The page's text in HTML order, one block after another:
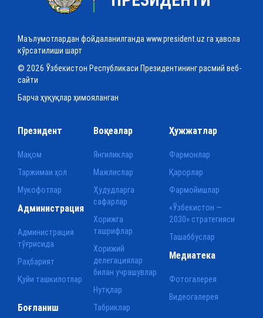
Маълумотлардан фойдаланилганда www.president.uz га ҳавола
кўрсатилиши шарт
© 2026 Ўзбекистон Республикаси Президентининг расмий веб-
сайти
Барча ҳуқуқлар ҳимояланган
Президент
Мақом
Таржимаи ҳол
Мукофотлар
Воқеалар
Янгиликлар
Мажлислар
Ҳудудларга
сафарлар
Хорижга
ташрифлар
Хорижий
делегациялар
билан учрашувлар
Нутқлар
Табриклар
Ҳужжатлар
Фармонлар
Қарорлар
Фармойишлар
«Ўзбекистон —
2030» стратегияси
Ташаббуслар
Администрация
Администрация
тўғрисида
Раҳбарият
Қуйи ташкилотлар
Медиатека
Фотогалерея
Видеогалерея
Боғланиш